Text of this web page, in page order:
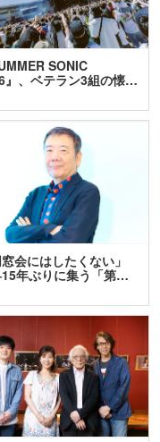
SONIC
』、ベテラン3組の懐…
窓会にはしたくない」
年ぶりに集う「第…